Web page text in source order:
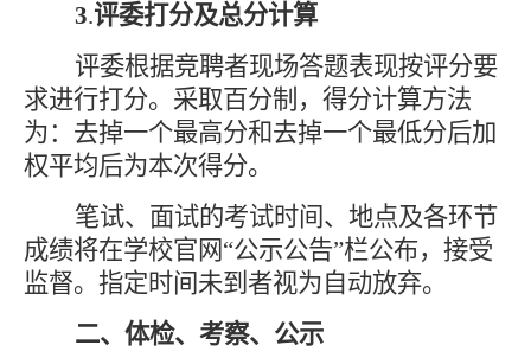
3.评委打分及总分计算
评委根据竞聘者现场答题表现按评分要
求进行打分。采取百分制，得分计算方法
为：去掉一个最高分和去掉一个最低分后加
权平均后为本次得分。
笔试、 面试的考试时间、地点及各环节
成绩将在学校官网“公示公告”栏公布，接受
监督。指定时间未到者视为自动放弃。
二、 体检、考察、公示